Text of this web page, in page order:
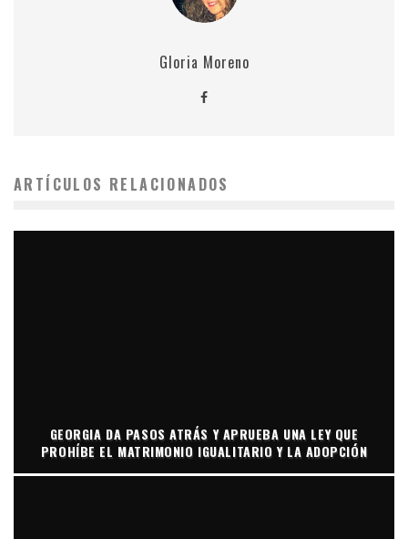
Gloria Moreno
ARTÍCULOS RELACIONADOS
GEORGIA DA PASOS ATRÁS Y APRUEBA UNA LEY QUE
PROHÍBE EL MATRIMONIO IGUALITARIO Y LA ADOPCIÓN